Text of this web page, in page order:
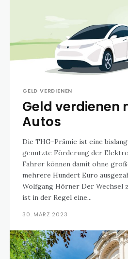
GELD VERDIENEN
Geld verdienen
Autos
Die THG-Prämie ist eine
genutzte Förderung der
Fahrer können damit ohne
mehrere Hundert Euro ausgezahlt
Wolfgang Hörner Der Wechsel zur Elektromobilität
ist in der Regel eine...
30. MÄRZ 2023